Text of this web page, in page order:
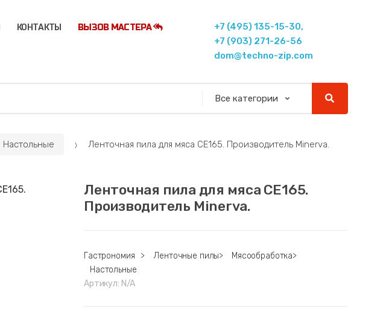
КОНТАКТЫ ВЫЗОВ МАСТЕРА
+7 (495) 135-15-30,
+7 (903) 271-26-56
dom@techno-zip.com
Настольные Ленточная пила для мяса CE165. Производитель Minerva.
Ленточная пила для мяса CE165.
Производитель Minerva.
Гастрономия > Ленточные пилы> Мясообработка>
Настольные
Артикул: N/A